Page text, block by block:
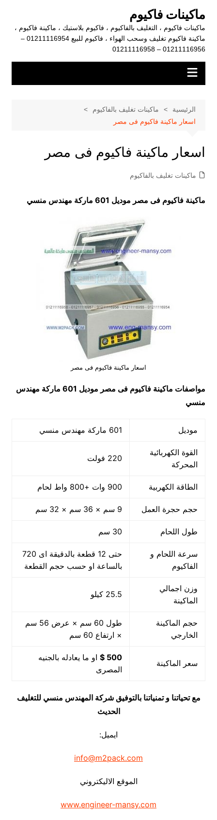
المحتوى
ماكينات فاكيوم
ماكينات فاكيوم ، التغليف بالفاكيوم ، فاكيوم بلاستيك ، ماكينة فاكيوم ،
ماكينة فاكيوم تغليف وسحب الهواء ، فاكيوم للبيع 01211116954 –
01211116956 – 01211116958
الرئيسية
ماكينات تغليف بالفاكيوم
اسعار ماكينة فاكيوم فى مصر
اسعار ماكينة فاكيوم فى مصر
ماكينات تغليف بالفاكيوم
ماكينة فاكيوم فى مصر موديل 601 ماركة مهندس منسي
اسعار ماكينة فاكيوم فى مصر
مواصفات ماكينة فاكيوم فى مصر
موديل 601 ماركة مهندس
منسي
موديل 601 ماركة مهندس منسي
القوة الكهربائية
المحركة
220 فولت
الطاقة الكهربية 900 وات +800 واط لحام
حجم حجرة العمل 9 سم × 36 سم × 32 سم
طول اللحام 30 سم
سرعة اللحام و
الفاكيوم
حتى 12 قطعة بالدقيقة اى 720
بالساعة او حسب حجم القطعة
وزن اجمالي
الماكينة
25.5 كيلو
حجم الماكينة
الخارجي
طول 60 سم × عرض 56 سم
× ارتفاع 60 سم
سعر الماكينة
500 $
او ما يعادله بالجنيه
المصرى
مع تحياتنا و تمنياتنا بالتوفيق شركة المهندس منسي للتغليف
الحديث
ايميل:
info@m2pack.com
الموقع الاليكتروني
www.engineer-mansy.com